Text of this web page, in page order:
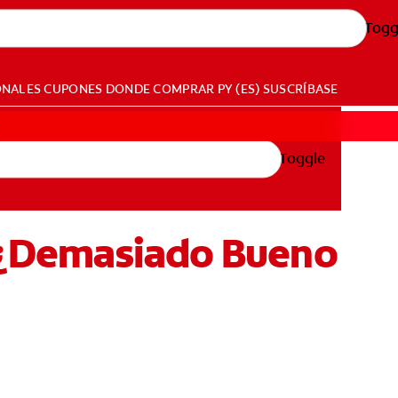
CUPONES DONDE COMPRAR PY (ES) SUSCRÍBASE
Toggle
Bueno